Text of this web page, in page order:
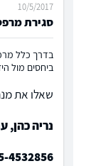
סגירת
10/5/2017
בדרך כלל
ביחסים מול
שאלו את
נריה כהן,
4532856